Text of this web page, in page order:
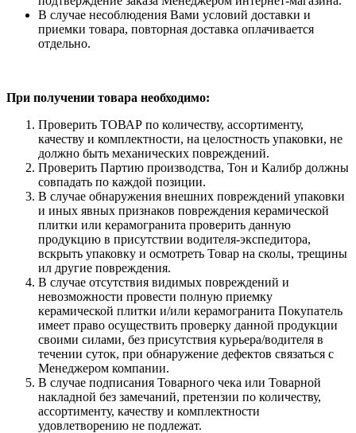
В случае несоблюдения Вами условий доставки и
приемки товара, повторная доставка оплачивается
отдельно.
При получении товара необходимо:
Проверить ТОВАР по количеству, ассортименту,
качеству и комплектности, на целостность упаковки, не
должно быть механических повреждений.
Проверить Партию производства, Тон и Калибр должны
совпадать по каждой позиции.
В случае обнаружения внешних повреждений упаковки
и иных явных признаков повреждения керамической
плитки или керамогранита проверить данную
продукцию в присутствии водителя-экспедитора,
вскрыть упаковку и осмотреть Товар на сколы, трещины
ил другие повреждения.
В случае отсутствия видимых повреждений и
невозможности провести полную приемку
керамической плитки и/или керамогранита Покупатель
имеет право осуществить проверку данной продукции
своими силами, без присутствия курьера/водителя в
течении суток, при обнаружение дефектов связаться с
Менеджером компании.
В случае подписания Товарного чека или Товарной
накладной без замечаний, претензии по количеству,
ассортименту, качеству и комплектности
удовлетворению не подлежат.